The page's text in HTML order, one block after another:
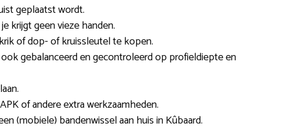
geplaatst wordt.
krijgt geen vieze handen.
of dop- of kruissleutel te kopen.
gebalanceerd en gecontroleerd op profieldiepte en
of andere extra werkzaamheden.
(mobiele) bandenwissel aan huis in Kûbaard.